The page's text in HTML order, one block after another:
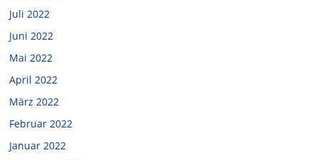
Juli 2022
Juni 2022
Mai 2022
April 2022
März 2022
Februar 2022
Januar 2022